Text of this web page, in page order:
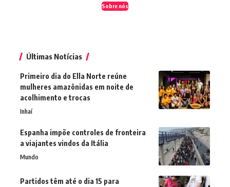
Sobre nós
Últimas Notícias
Primeiro dia do Ella Norte reúne
mulheres amazônidas em noite de
acolhimento e trocas
Inhaí
Espanha impõe controles de fronteira
a viajantes vindos da Itália
Mundo
Partidos têm até o dia 15 para